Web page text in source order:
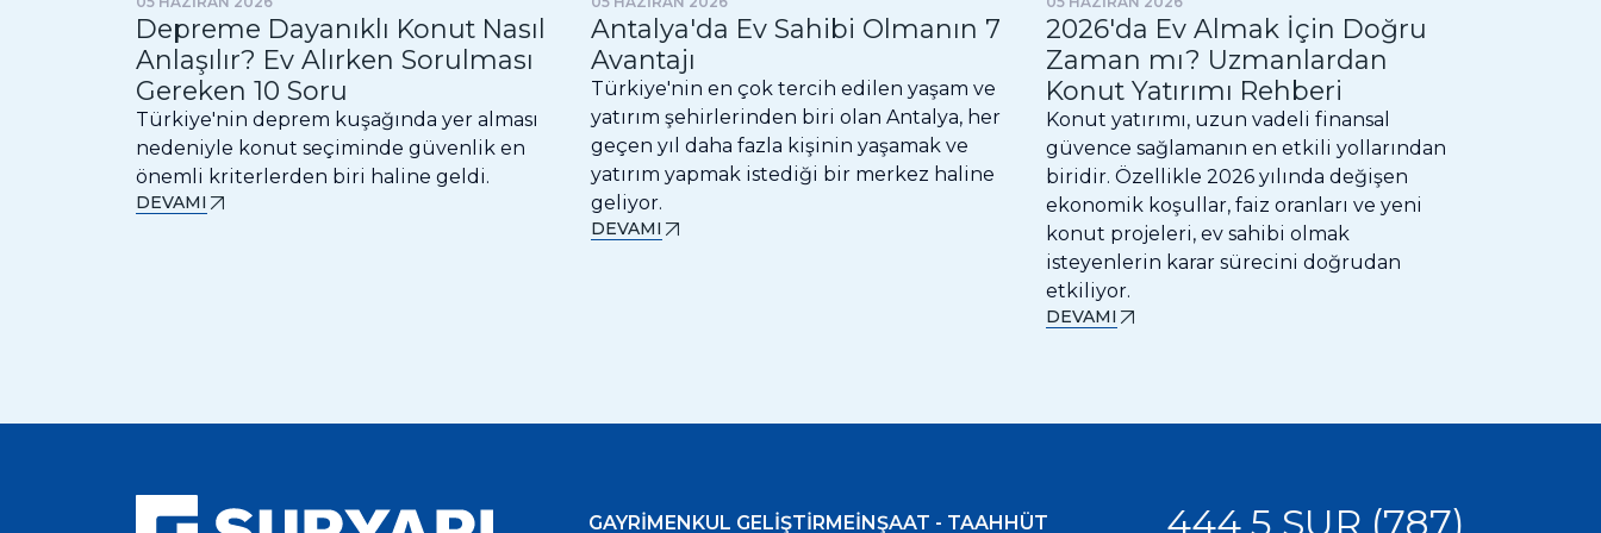
Depreme Dayanıklı Konut Nasıl
Anlaşılır? Ev Alırken Sorulması
Gereken 10 Soru
Türkiye'nin deprem kuşağında yer alması
nedeniyle konut seçiminde güvenlik en
önemli kriterlerden biri haline geldi.
DEVAMI
Antalya'da Ev Sahibi Olmanın 7
Avantajı
Türkiye'nin en çok tercih edilen yaşam ve
yatırım şehirlerinden biri olan Antalya, her
geçen yıl daha fazla kişinin yaşamak ve
yatırım yapmak istediği bir merkez haline
geliyor.
DEVAMI
2026'da Ev Almak İçin Doğru
Zaman mı? Uzmanlardan
Konut Yatırımı Rehberi
Konut yatırımı, uzun vadeli finansal
güvence sağlamanın en etkili yollarından
biridir. Özellikle 2026 yılında değişen
ekonomik koşullar, faiz oranları ve yeni
konut projeleri, ev sahibi olmak
isteyenlerin karar sürecini doğrudan
etkiliyor.
DEVAMI
GAYRİMENKUL GELİŞTİRMEİNŞAAT - TAAHHÜT 444 5 SUR (787)